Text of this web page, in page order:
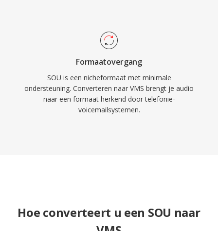
Formaatovergang
SOU is een nicheformaat met minimale
ondersteuning. Converteren naar VMS brengt je audio
naar een formaat herkend door telefonie-
voicemailsystemen.
Hoe converteert u een SOU naar